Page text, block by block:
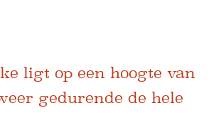
ligt op een hoogte van
gedurende de hele